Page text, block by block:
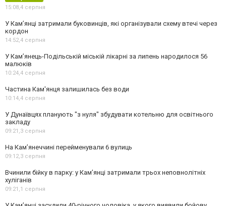
15:08,4 серпня
У Кам’янці затримали буковинців, які організували схему втечі через
кордон
14:52,4 серпня
У Кам’янець-Подільській міській лікарні за липень народилося 56
малюків
10:24,4 серпня
Частина Кам'янця залишилась без води
10:14,4 серпня
У Дунаївцях планують "з нуля" збудувати котельню для освітнього
закладу
09:21,3 серпня
На Камʼянеччині перейменували 6 вулиць
09:12,3 серпня
Вчинили бійку в парку: у Кам’янці затримали трьох неповнолітніх
хуліганів
09:21,1 серпня